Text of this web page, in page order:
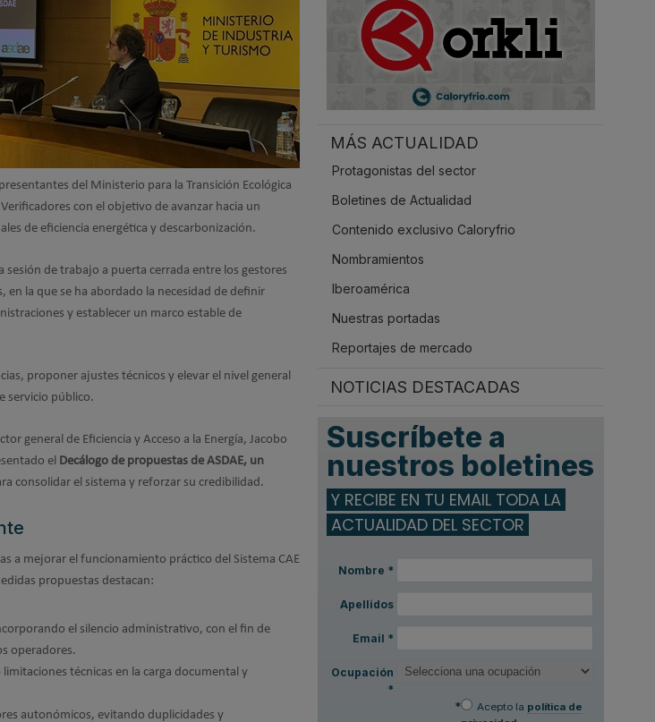
del Ministerio para la Transición Ecológica
con el objetivo de avanzar hacia un
de eficiencia energética y descarbonización.
sesión de trabajo a puerta cerrada entre los gestores
la que se ha abordado la necesidad de definir
y establecer un marco estable de
proponer ajustes técnicos y elevar el nivel general
servicio público.
general de Eficiencia y Acceso a la Energía, Jacobo
el Decálogo de propuestas de ASDAE, un
consolidar el sistema y reforzar su credibilidad.
a mejorar el funcionamiento práctico del Sistema CAE
propuestas destacan:
el silencio administrativo, con el fin de
operadores.
técnicas en la carga documental y
autonómicos, evitando duplicidades y
MÁS ACTUALIDAD
Protagonistas del sector
Boletines de Actualidad
Contenido exclusivo Caloryfrio
Nombramientos
Iberoamérica
Nuestras portadas
Reportajes de mercado
NOTICIAS DESTACADAS
Suscríbete a
nuestros boletines
Y RECIBE EN TU EMAIL TODA LA
ACTUALIDAD DEL SECTOR
Nombre *
Apellidos
Email *
Ocupación
*
*
Acepto la política de